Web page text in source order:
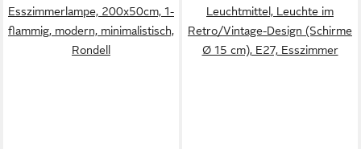
Esszimmerlampe, 200x50cm, 1-
flammig, modern, minimalistisch,
Rondell
Leuchtmittel, Leuchte im
Retro/Vintage-Design (Schirme
Ø 15 cm), E27, Esszimmer